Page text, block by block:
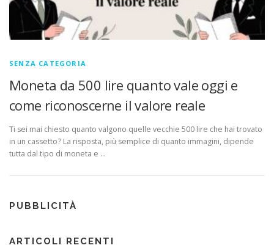
SENZA CATEGORIA
Moneta da 500 lire quanto vale oggi e
come riconoscerne il valore reale
Ti sei mai chiesto quanto valgono quelle vecchie 500 lire che hai trovato
in un cassetto? La risposta, più semplice di quanto immagini, dipende
tutta dal tipo di moneta e …
PUBBLICITÀ
ARTICOLI RECENTI